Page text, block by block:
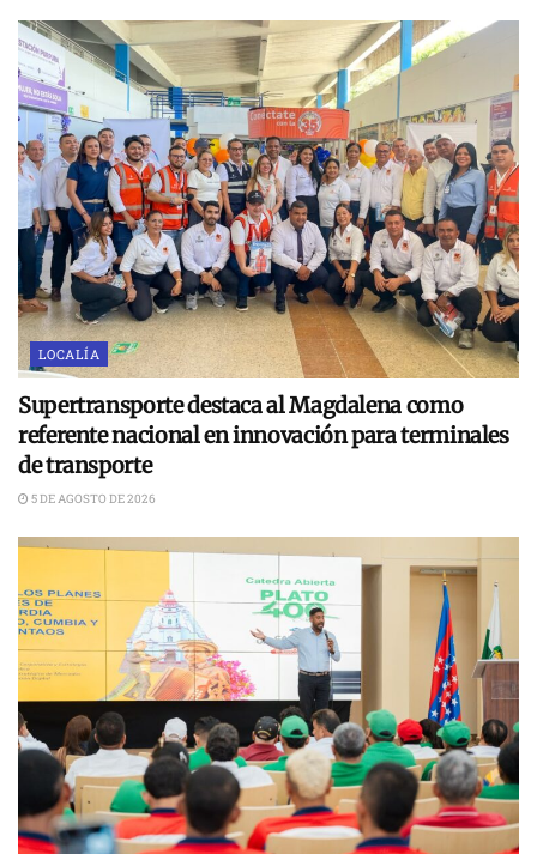
LOCALÍA
Supertransporte destaca al Magdalena como
referente nacional en innovación para terminales
de transporte
5 DE AGOSTO DE 2026